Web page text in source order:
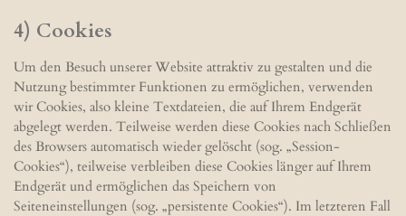
4) Cookies
Um den Besuch unserer Website attraktiv zu gestalten und die
Nutzung bestimmter Funktionen zu ermöglichen, verwenden
wir Cookies, also kleine Textdateien, die auf Ihrem Endgerät
abgelegt werden. Teilweise werden diese Cookies nach Schließen
des Browsers automatisch wieder gelöscht (sog. „Session-
Cookies“), teilweise verbleiben diese Cookies länger auf Ihrem
Endgerät und ermöglichen das Speichern von
Seiteneinstellungen (sog. „persistente Cookies“). Im letzteren Fall